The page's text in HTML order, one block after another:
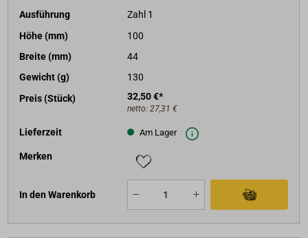
Ausführung
Zahl 1
Höhe (mm)
100
Breite (mm)
44
Gewicht (g)
130
Preis (Stück)
32,50 €*
netto: 27,31 €
Lieferzeit Am Lager
Merken
In den Warenkorb